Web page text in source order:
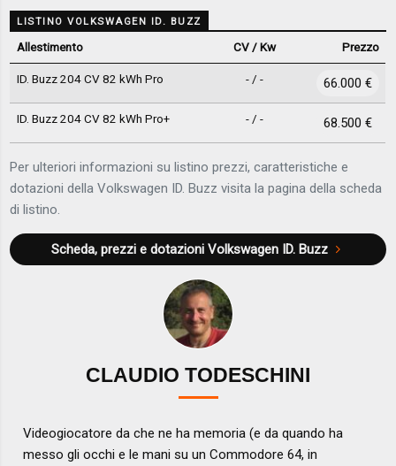
LISTINO VOLKSWAGEN ID. BUZZ
Allestimento CV / Kw Prezzo
ID. Buzz 204 CV 82 kWh Pro - / - 66.000 €
ID. Buzz 204 CV 82 kWh Pro+ - / - 68.500 €
Per ulteriori informazioni su listino prezzi, caratteristiche e
dotazioni della Volkswagen ID. Buzz visita la pagina della scheda
di listino.
Scheda, prezzi e dotazioniVolkswagen ID. Buzz
CLAUDIO TODESCHINI
Videogiocatore da che ne ha memoria (e da quando ha
messo gli occhi e le mani su un Commodore 64, in